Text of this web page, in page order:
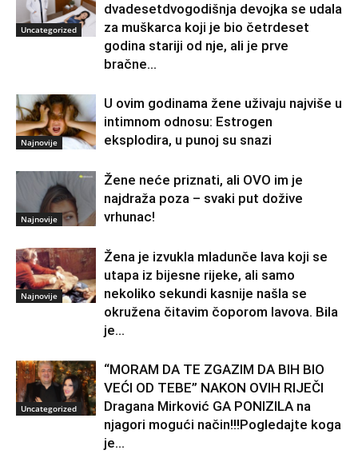
Uncategorized
dvadesetdvogodišnja devojka se udala
za muškarca koji je bio četrdeset
godina stariji od nje, ali je prve
bračne...
Najnovije
U ovim godinama žene uživaju najviše u
intimnom odnosu: Estrogen
eksplodira, u punoj su snazi
Najnovije
Žene neće priznati, ali OVO im je
najdraža poza – svaki put dožive
vrhunac!
Najnovije
Žena je izvukla mladunče lava koji se
utapa iz bijesne rijeke, ali samo
nekoliko sekundi kasnije našla se
okružena čitavim čoporom lavova. Bila
je...
Uncategorized
“MORAM DA TE ZGAZIM DA BIH BIO
VEĆI OD TEBE” NAKON OVIH RIJEČI
Dragana Mirković GA PONIZILA na
njagori mogući način!!!Pogledajte koga
je...